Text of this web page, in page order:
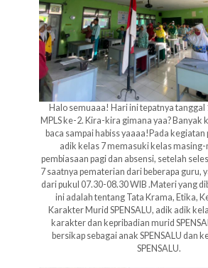
Halo semuaaa! Hari ini tepatnya tanggal
MPLS ke-2. Kira-kira gimana yaa? Banyak
baca sampai habiss yaaaa!Pada kegiatan
adik kelas 7 memasuki kelas
pembiasaan pagi dan absensi, setelah
7 saatnya pematerian dari beberapa guru,
dari pukul 07.30-08.30 WIB .Materi yang
ini adalah tentang Tata Krama, Etika,
Karakter Murid SPENSALU, adik adik
karakter dan kepribadian murid
bersikap sebagai anak SPENSALU dan
SPENSALU.